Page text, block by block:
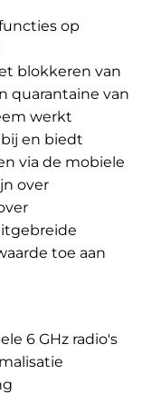
op
blokkeren van
quarantaine van
werkt
en biedt
via de mobiele
over
toe aan
6 GHz radio's